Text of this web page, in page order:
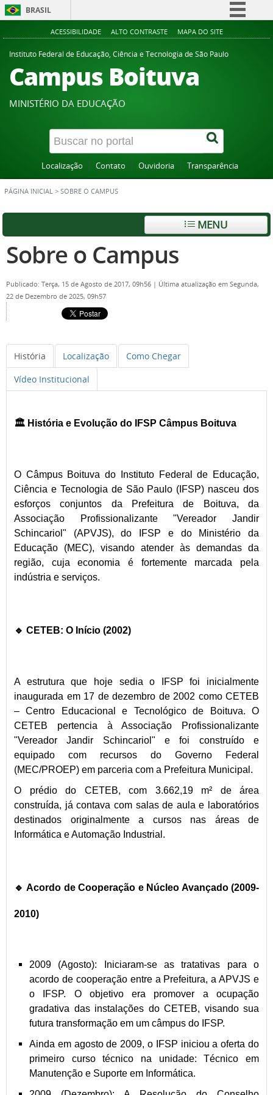
BRASIL
Simplifique!
Comunica BR
Acesso à informação
Canais
ACESSIBILIDADE ALTO CONTRASTE MAPA DO SITE
Instituto Federal de Educação, Ciência e Tecnologia de São Paulo
Campus Boituva
MINISTÉRIO DA EDUCAÇÃO
Localização Contato Ouvidoria Transparência
PÁGINA INICIAL > SOBRE O CAMPUS
MENU
Sobre o Campus
Publicado: Terça, 15 de Agosto de 2017, 09h56 | Última atualização em Segunda,
22 de Dezembro de 2025, 09h57
História Localização
Como Chegar
Vídeo Institucional
🏛️ História e Evolução do IFSP Câmpus Boituva
O Câmpus Boituva do Instituto Federal de Educação,
Ciência e Tecnologia de São Paulo (IFSP) nasceu dos
esforços conjuntos da Prefeitura de Boituva, da
Associação Profissionalizante "Vereador Jandir
Schincariol" (APVJS), do IFSP e do Ministério da
Educação (MEC), visando atender às demandas da
região, cuja economia é fortemente marcada pela
indústria e serviços.
🔹 CETEB: O Início (2002)
A estrutura que hoje sedia o IFSP foi inicialmente
inaugurada em 17 de dezembro de 2002 como CETEB
– Centro Educacional e Tecnológico de Boituva. O
CETEB pertencia à Associação Profissionalizante
"Vereador Jandir Schincariol" e foi construído e
equipado com recursos do Governo Federal
(MEC/PROEP) em parceria com a Prefeitura Municipal.
O prédio do CETEB, com 3.662,19 m² de área
construída, já contava com salas de aula e laboratórios
destinados originalmente a cursos nas áreas de
Informática e Automação Industrial.
🔹 Acordo de Cooperação e Núcleo Avançado (2009-
2010)
2009 (Agosto): Iniciaram-se as tratativas para o
acordo de cooperação entre a Prefeitura, a APVJS e
o IFSP. O objetivo era promover a ocupação
gradativa das instalações do CETEB, visando sua
futura transformação em um câmpus do IFSP.
Ainda em agosto de 2009, o IFSP iniciou a oferta do
primeiro curso técnico na unidade: Técnico em
Manutenção e Suporte em Informática.